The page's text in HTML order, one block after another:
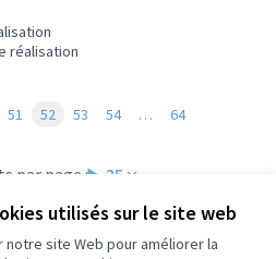
utilisés sur le site web
site Web pour améliorer la
réalisation
par page : 25
51 52 53 54 … 64